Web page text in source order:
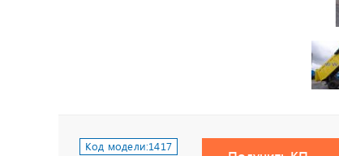
Код модели:1417